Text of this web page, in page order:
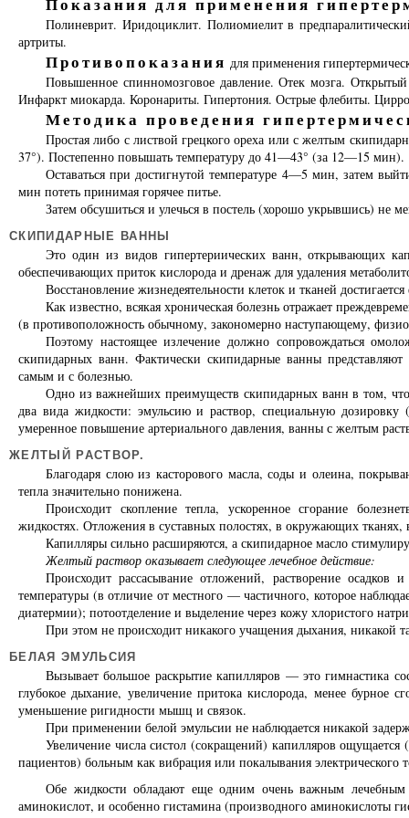
Полиневрит. Иридоциклит. Полиомиелит в
артриты.
Противопоказания для применения
Повышенное спинномозговое давление. Отек мозга.
Инфаркт миокарда. Коронариты. Гипертония. Острые флебиты.
Методика проведения
Простая либо с листвой грецкого ореха или с желтым
37°). Постепенно повышать температуру до 41—43° (за 12—15 мин).
Оставаться при достигнутой температуре 4—5 мин, затем
мин потеть принимая горячее питье.
Затем обсушиться и улечься в постель (хорошо укрывшись) не
СКИПИДАРНЫЕ ВАННЫ
Это один из видов гипертериических ванн, открывающих
обеспечивающих приток кислорода и дренаж для удаления
Восстановление жизнедеятельности клеток и тканей
Как известно, всякая хроническая болезнь отражает
(в противоположность обычному, закономерно наступающему,
Поэтому настоящее излечение должно сопровождаться
скипидарных ванн. Фактически скипидарные ванны
самым и с болезнью.
Одно из важнейших преимуществ скипидарных ванн в том,
два вида жидкости: эмульсию и раствор, специальную
умеренное повышение артериального давления, ванны с желтым
ЖЕЛТЫЙ РАСТВОР.
Благодаря слою из касторового масла, соды и олеина,
тепла значительно понижена.
Происходит скопление тепла, ускоренное сгорание
жидкостях. Отложения в суставных полостях, в окружающих тканях,
Капилляры сильно расширяются, а скипидарное масло
Желтый раствор оказывает следующее лечебное действие:
Происходит рассасывание отложений, растворение
температуры (в отличие от местного — частичного, которое
диатермии); потоотделение и выделение через кожу хлористого
При этом не происходит никакого учащения дыхания, никакой
БЕЛАЯ ЭМУЛЬСИЯ
Вызывает большое раскрытие капилляров — это гимнастика
глубокое дыхание, увеличение притока кислорода, менее бурное
уменьшение ригидности мышц и связок.
При применении белой эмульсии не наблюдается никакой
Увеличение числа систол (сокращений) капилляров
пациентов) больным как вибрация или покалывания электрического
Обе жидкости обладают еще одним очень важным
аминокислот, и особенно гистамина (производного аминокислоты